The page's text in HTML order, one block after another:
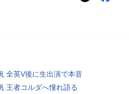
全英V後に生出演で本音
王者コルダへ憧れ語る